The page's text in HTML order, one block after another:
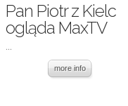
Pan Piotr z Kielc
ogląda MaxTV
...
more info